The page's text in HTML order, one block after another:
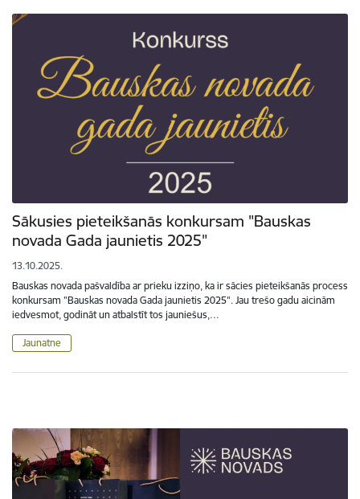
Sākusies pieteikšanās konkursam "Bauskas
novada Gada jaunietis 2025"
13.10.2025.
Bauskas novada pašvaldība ar prieku izziņo, ka ir sācies pieteikšanās process
konkursam "Bauskas novada Gada jaunietis 2025". Jau trešo gadu aicinām
iedvesmot, godināt un atbalstīt tos jauniešus,…
Jaunatne